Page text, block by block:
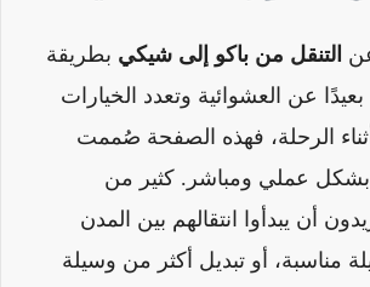
التنقل من باكو إلى شيكي بطريقة
عن العشوائية وتعدد الخيارات
الرحلة، فهذه الصفحة صُممت
بشكل عملي ومباشر. كثير من
أن يبدأوا انتقالهم بين المدن
مناسبة، أو تبديل أكثر من وسيلة